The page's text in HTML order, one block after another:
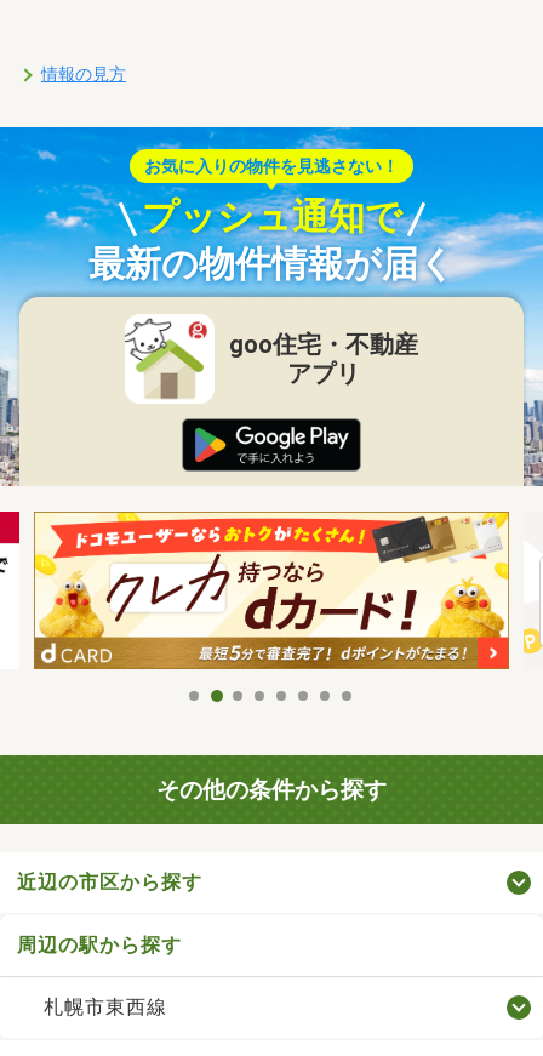
情報の見方
お気に入りの物件を見逃さない！
プッシュ通知で
最新の物件情報が届く
goo住宅・不動産
アプリ
その他の条件から探す
近辺の市区から探す
周辺の駅から探す
札幌市東西線